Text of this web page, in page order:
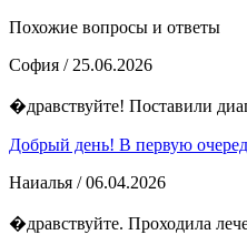
Похожие вопросы и ответы
София / 25.06.2026
�дравствуйте! Поставили
Добрый день! В первую
Наиалья / 06.04.2026
�дравствуйте. Проходила